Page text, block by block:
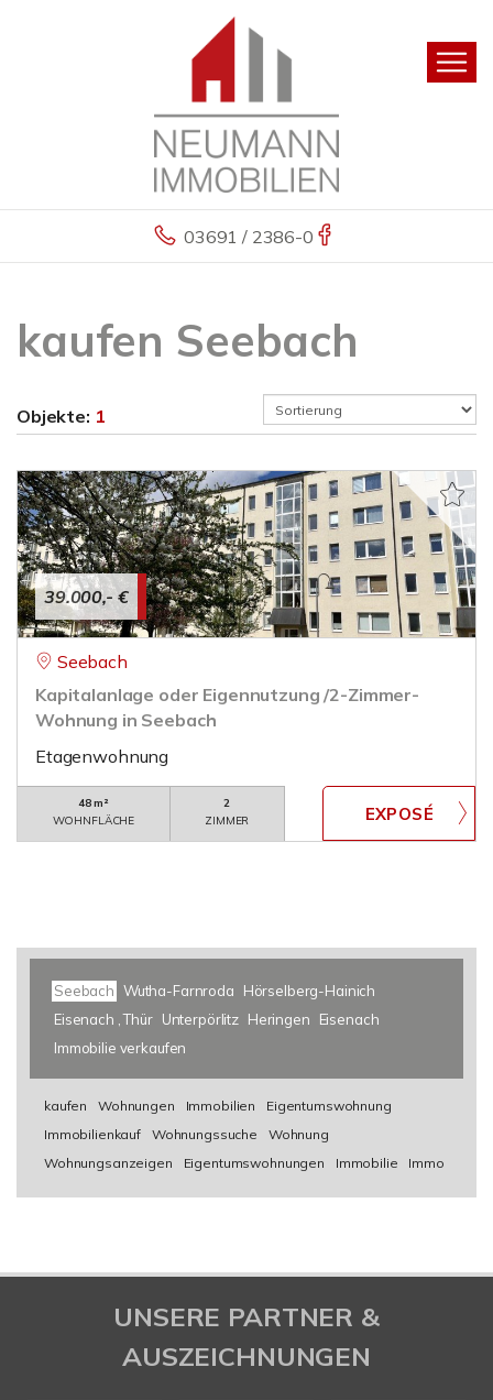
03691 / 2386-0
kaufen Seebach
Objekte: 1
39.000,- €
Seebach
Kapitalanlage oder Eigennutzung /2-Zimmer-
Wohnung in Seebach
Etagenwohnung
48 m²
WOHNFLÄCHE
2
ZIMMER
Seebach Wutha-Farnroda
Hörselberg-Hainich
Eisenach , Thür Unterpörlitz Heringen
Eisenach
Immobilie verkaufen
kaufen Wohnungen Immobilien
Eigentumswohnung
Immobilienkauf
Wohnungssuche
Wohnung
Wohnungsanzeigen
Eigentumswohnungen Immobilie Immo
UNSERE PARTNER &
AUSZEICHNUNGEN